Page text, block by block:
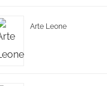
Arte Leone